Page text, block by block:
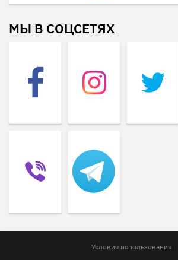
МЫ В СОЦСЕТЯХ
Условия использования